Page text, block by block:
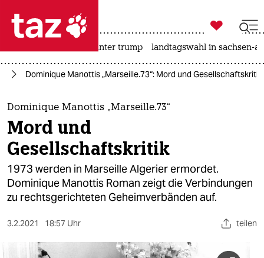
 taz zahl ich
taz zahl ich
themen
politik
öko
gesellschaft
sport

taz zahl ich
usa unter trump landtagswahl in sachsen-
Dominique Manottis „Marseille.73“: Mord und Gesellschaftskritik
Dominique Manottis „Marseille.73“
Mord und
Gesellschaftskritik
1973 werden in Marseille Algerier ermordet.
Dominique Manottis Roman zeigt die Verbindungen
zu rechtsgerichteten Geheimverbänden auf.
3.2.2021 18:57 Uhr teilen